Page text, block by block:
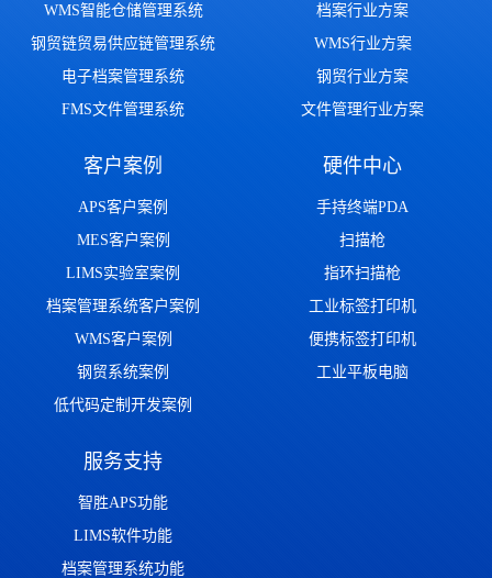
WMS智能仓储管理系统
钢贸链贸易供应链管理系统
电子档案管理系统
FMS文件管理系统
档案行业方案
WMS行业方案
钢贸行业方案
文件管理行业方案
客户案例
APS客户案例
MES客户案例
LIMS实验室案例
档案管理系统客户案例
WMS客户案例
钢贸系统案例
低代码定制开发案例
硬件中心
手持终端PDA
扫描枪
指环扫描枪
工业标签打印机
便携标签打印机
工业平板电脑
服务支持
智胜APS功能
LIMS软件功能
档案管理系统功能